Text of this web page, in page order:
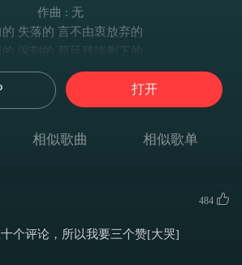
作曲 : 无
的 失落的 言不由衷放弃的
的 深刻的 苟延残喘剩下的
也不问 我心里焦不焦燥
我不语 反正我绝不主动
天倒下了我来扛
一万个问号 也是需要自己来解答
其实还放不下
打开
相似歌曲 相似歌单
484
个评论，所以我要三个赞[大哭]